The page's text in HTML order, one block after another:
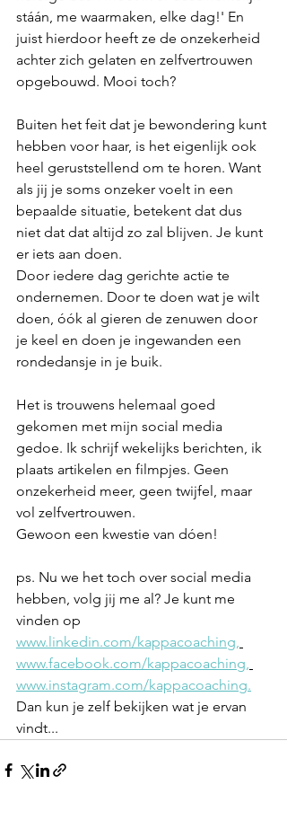
stáán, me waarmaken, elke dag!' En
juist hierdoor heeft ze de onzekerheid
achter zich gelaten en zelfvertrouwen
opgebouwd. Mooi toch?
Buiten het feit dat je bewondering kunt
hebben voor haar, is het eigenlijk ook
heel geruststellend om te horen. Want
als jij je soms onzeker voelt in een
bepaalde situatie, betekent dat dus
niet dat dat altijd zo zal blijven. Je kunt
er iets aan doen.
Door iedere dag gerichte actie te
ondernemen. Door te doen wat je wilt
doen, óók al gieren de zenuwen door
je keel en doen je ingewanden een
rondedansje in je buik.
Het is trouwens helemaal goed
gekomen met mijn social media
gedoe. Ik schrijf wekelijks berichten, ik
plaats artikelen en filmpjes. Geen
onzekerheid meer, geen twijfel, maar
vol zelfvertrouwen.
Gewoon een kwestie van dóen!
ps. Nu we het toch over social media
hebben, volg jij me al? Je kunt me
vinden op
www.linkedin.com/kappacoaching,
www.facebook.com/kappacoaching,
www.instagram.com/kappacoaching.
Dan kun je zelf bekijken wat je ervan
vindt...